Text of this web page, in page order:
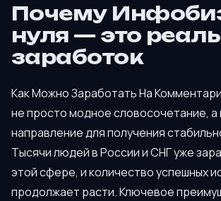
Почему
нуля — это
заработок
Как Можно Заработать На
не просто модное словосочетание,
направление для получения
Тысячи людей в России и СНГ уже
этой сфере, и количество успешных
продолжает расти. Ключевое